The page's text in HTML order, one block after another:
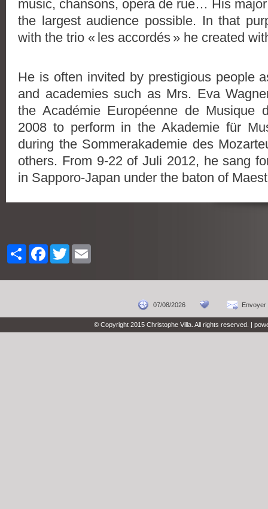
music, chansons, opera de rue… His
the largest audience possible. In that
with the trio « les accordés » he created
He is often invited by prestigious people
and academies such as Mrs. Eva
the Académie Européenne de Musique
2008 to perform in the Akademie für
during the Sommerakademie des
others. From 9-22 of Juli 2012, he sang
in Sapporo-Japan under the baton of
Share FacebookTwitter
07/08/2026 Envoyer
© Copyright 2015 Christophe Villa. All rights reserved. |